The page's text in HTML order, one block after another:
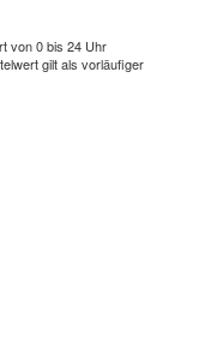
von 0 bis 24 Uhr
gilt als vorläufiger